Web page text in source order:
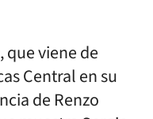
viene de
Central en su
de Renzo